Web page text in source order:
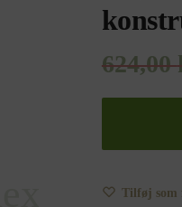
624,00
Tilføj som